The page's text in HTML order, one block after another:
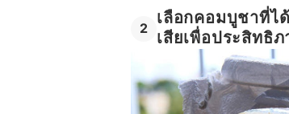
2
เลือกคอมบูชาที่ไ
เสียเพื่อประสิทธิ